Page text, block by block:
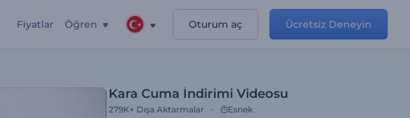
Fiyatlar Öğren Oturum aç Ücretsiz Deneyin
Kara Cuma İndirimi Videosu
279K+ Dışa Aktarmalar Esnek